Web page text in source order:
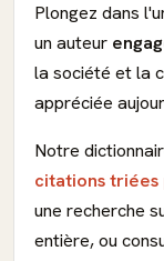
Plongez dans
un auteur
la société et la
appréciée
Notre
citations triées
une recherche
entière, ou